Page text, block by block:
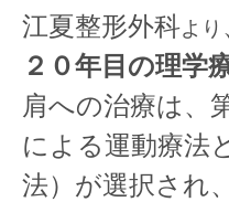
江夏整形外科より
２０年目の理学
肩への治療は、
による運動療法
法）が選択され、